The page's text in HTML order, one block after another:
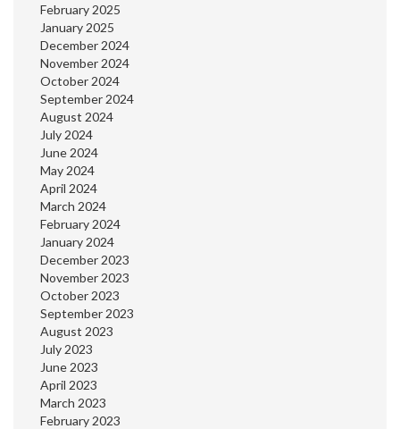
February 2025
January 2025
December 2024
November 2024
October 2024
September 2024
August 2024
July 2024
June 2024
May 2024
April 2024
March 2024
February 2024
January 2024
December 2023
November 2023
October 2023
September 2023
August 2023
July 2023
June 2023
April 2023
March 2023
February 2023